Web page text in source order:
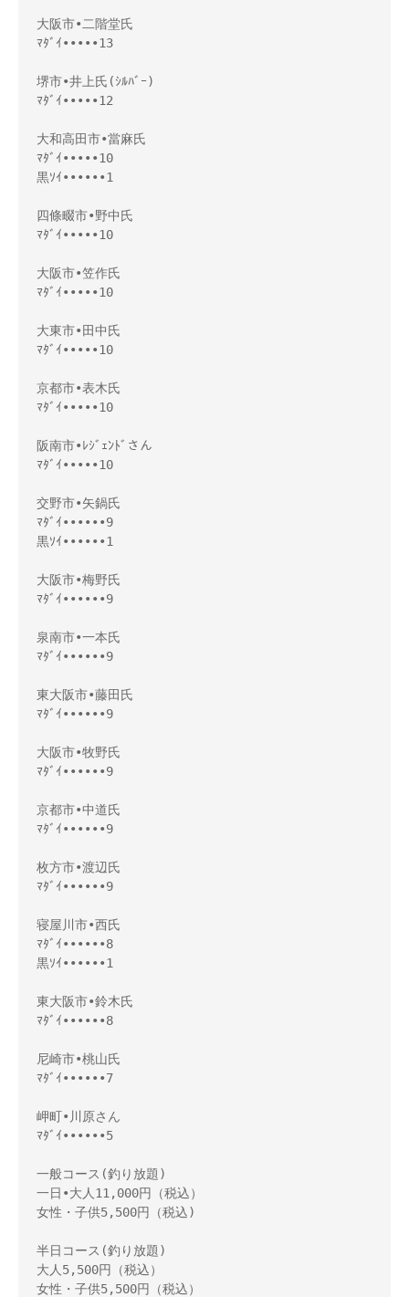
大阪市•二階堂氏
ﾏﾀﾞｲ•••••13
堺市•井上氏(ｼﾙﾊﾞｰ)
ﾏﾀﾞｲ•••••12
大和高田市•當麻氏
ﾏﾀﾞｲ•••••10
黒ｿｲ••••••1
四條畷市•野中氏
ﾏﾀﾞｲ•••••10
大阪市•笠作氏
ﾏﾀﾞｲ•••••10
大東市•田中氏
ﾏﾀﾞｲ•••••10
京都市•表木氏
ﾏﾀﾞｲ•••••10
阪南市•ﾚｼﾞｪﾝﾄﾞさん
ﾏﾀﾞｲ•••••10
交野市•矢鍋氏
ﾏﾀﾞｲ••••••9
黒ｿｲ••••••1
大阪市•梅野氏
ﾏﾀﾞｲ••••••9
泉南市•一本氏
ﾏﾀﾞｲ••••••9
東大阪市•藤田氏
ﾏﾀﾞｲ••••••9
大阪市•牧野氏
ﾏﾀﾞｲ••••••9
京都市•中道氏
ﾏﾀﾞｲ••••••9
枚方市•渡辺氏
ﾏﾀﾞｲ••••••9
寝屋川市•西氏
ﾏﾀﾞｲ••••••8
黒ｿｲ••••••1
東大阪市•鈴木氏
ﾏﾀﾞｲ••••••8
尼崎市•桃山氏
ﾏﾀﾞｲ••••••7
岬町•川原さん
ﾏﾀﾞｲ••••••5
一般コース(釣り放題)
一日•大人11,000円（税込）
女性・子供5,500円（税込)
半日コース(釣り放題)
大人5,500円（税込）
女性・子供5,500円（税込）